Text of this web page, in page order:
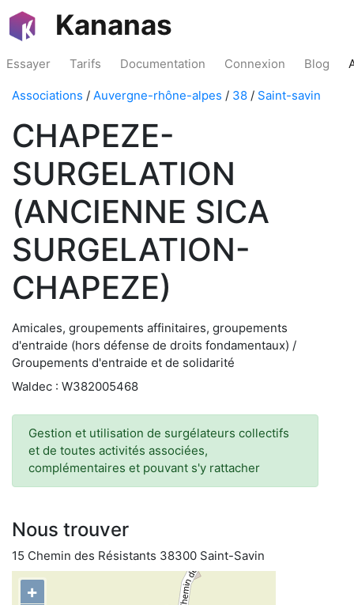
Kananas
Essayer Tarifs Documentation Connexion Blog
Associations / Auvergne-rhône-alpes / 38 / Saint-savin
CHAPEZE-
SURGELATION
(ANCIENNE SICA
SURGELATION-
CHAPEZE)
Amicales, groupements affinitaires, groupements
d'entraide (hors défense de droits fondamentaux) /
Groupements d'entraide et de solidarité
Waldec : W382005468
Gestion et utilisation de surgélateurs collectifs
et de toutes activités associées,
complémentaires et pouvant s'y rattacher
Nous trouver
15 Chemin des Résistants 38300 Saint-Savin
+